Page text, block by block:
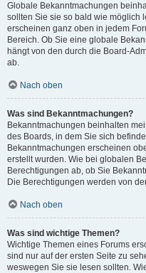
Globale Bekanntmachungen
sollten Sie sie so bald wie möglich
erscheinen ganz oben in jedem
Bereich. Ob Sie eine globale
hängt von den durch die Board-
ab.
Nach oben
Was sind Bekanntmachungen?
Bekanntmachungen beinhalten
des Boards, in dem Sie sich
Bekanntmachungen erscheinen
erstellt wurden. Wie bei globalen
Berechtigungen ab, ob Sie
Die Berechtigungen werden von
Nach oben
Was sind wichtige Themen?
Wichtige Themen eines Forums
sind nur auf der ersten Seite zu
weswegen Sie sie lesen sollten.